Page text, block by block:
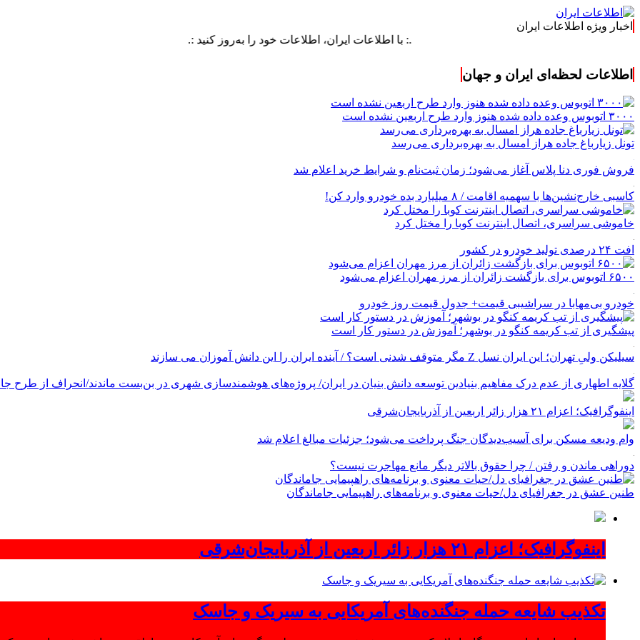
اخبار ویژه اطلاعات ایران
.: با اطلاعات ایران، اطلاعات خود را به‌روز کنید :.
اطلاعات لحظه‌ای ایران و جهان
۳۰۰۰ اتوبوس وعده داده شده هنوز وارد طرح اربعین نشده است
تونل زیارباغ جاده هراز امسال به بهره‌برداری می‌رسد
فروش فوری دنا پلاس آغاز می‌شود؛ زمان ثبت‌نام و شرایط خرید اعلام شد
کاسبی خارج‌نشین‌ها با سهمیه اقامت / ۸ میلیارد بده خودرو وارد کن!
خاموشی سراسری، اتصال اینترنت کوبا را مختل کرد
افت ۲۴ درصدی تولید خودرو در کشور
۶۵۰۰ اتوبوس برای بازگشت زائران از مرز مهران اعزام می‌شود
خودرو بی‌مهابا در سراشیبی قیمت+ جدول قیمت روز خودرو
پیشگیری از تب کریمه کنگو در بوشهر؛ آموزش در دستور کار است
سیلیکن ولیِ تهران؛ این ایران نسل Z مگر متوقف شدنی است؟ / آینده ایران را این دانش آموزان می سازند
گلایه اطهاری از عدم درک مفاهیم بنیادین توسعه دانش بنیان در ایران/ پروژه‌های هوشمندسازی شهری در بن‌بست ماندند/انحراف از طرح جامع ۱۳۸۶ به کشور
اینفوگرافیک؛ اعزام ۲۱ هزار زائر اربعین از آذربایجان‌شرقی
وام ودیعه مسکن برای آسیب‌دیدگان جنگ پرداخت می‌شود؛ جزئیات مبالغ اعلام شد
دوراهی ماندن و رفتن / چرا حقوق بالاتر دیگر مانع مهاجرت نیست؟
طنین عشق در جغرافیای دل/حیات معنوی و برنامه‌های راهپیمایی جاماندگان
اینفوگرافیک؛ اعزام ۲۱ هزار زائر اربعین از آذربایجان‌شرقی
تکذیب شایعه حمله جنگنده‌های آمریکایی به سیریک و جاسک